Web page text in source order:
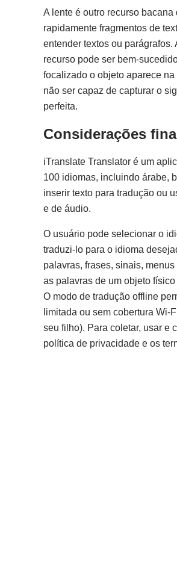
A lente é outro recurso
rapidamente fragmentos de
entender textos ou
recurso pode ser bem-
focalizado o objeto aparece
não ser capaz de capturar o
perfeita.
Considerações
iTranslate Translator é um
100 idiomas, incluindo árabe,
inserir texto para tradução ou
e de áudio.
O usuário pode selecionar o
traduzi-lo para o idioma
palavras, frases, sinais,
as palavras de um objeto
O modo de tradução offline
limitada ou sem cobertura
seu filho). Para coletar, usar e
política de privacidade e os